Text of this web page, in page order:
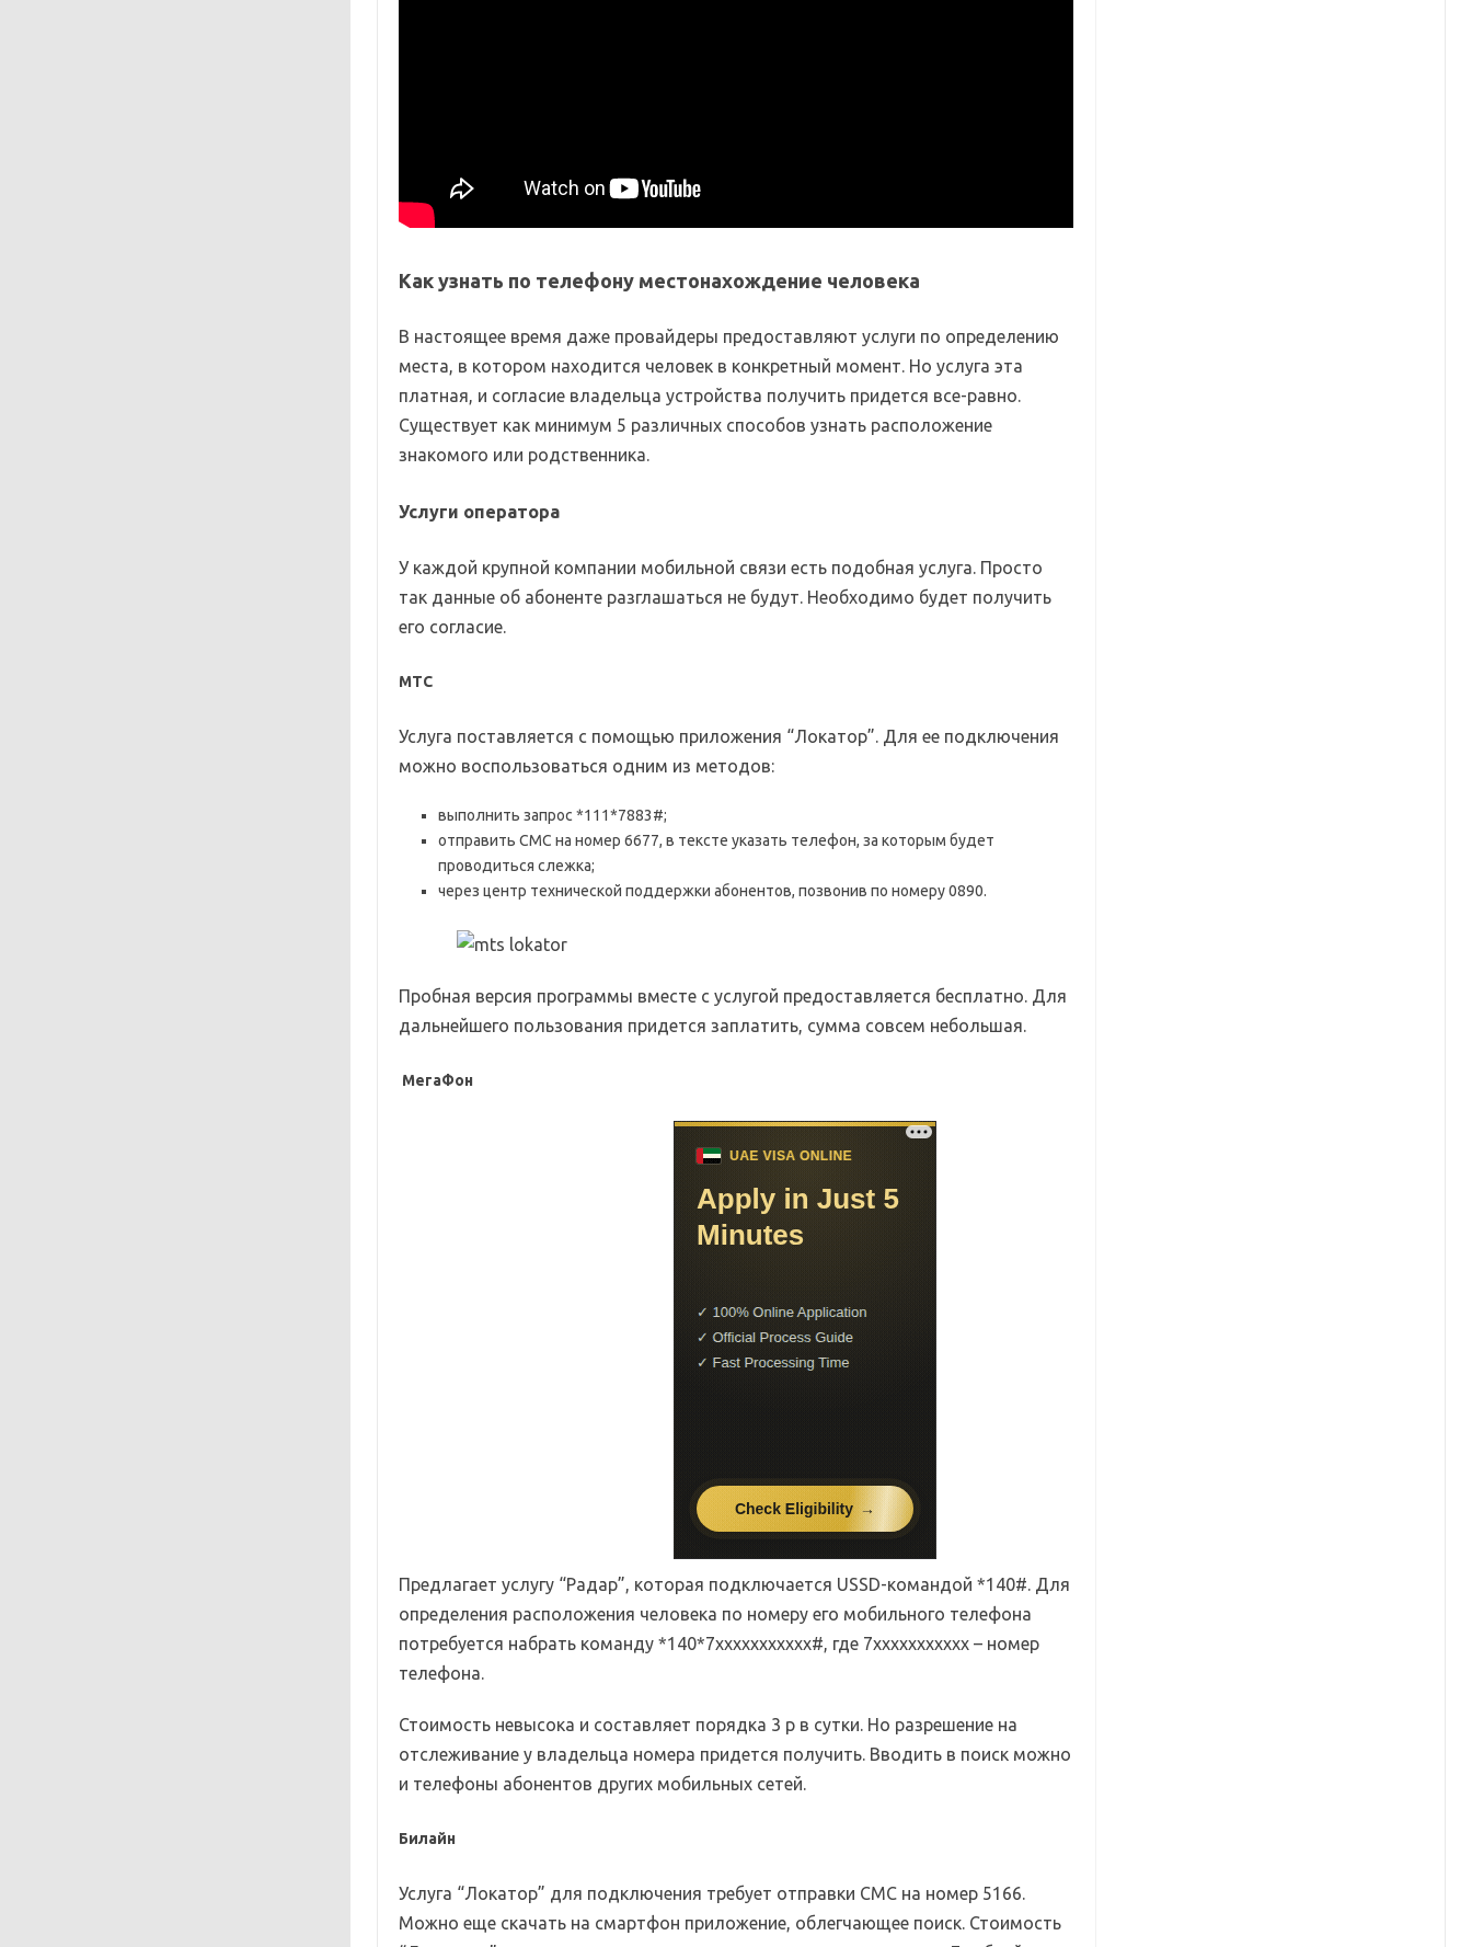
Как узнать по телефону местонахождение человека
В настоящее время даже провайдеры предоставляют услуги по определению
места, в котором находится человек в конкретный момент. Но услуга эта
платная, и согласие владельца устройства получить придется все-равно.
Существует как минимум 5 различных способов узнать расположение
знакомого или родственника.
Услуги оператора
У каждой крупной компании мобильной связи есть подобная услуга. Просто
так данные об абоненте разглашаться не будут. Необходимо будет получить
его согласие.
МТС
Услуга поставляется с помощью приложения “Локатор”. Для ее подключения
можно воспользоваться одним из методов:
выполнить запрос *111*7883#;
отправить СМС на номер 6677, в тексте указать телефон, за которым будет
проводиться слежка;
через центр технической поддержки абонентов, позвонив по номеру 0890.
Пробная версия программы вместе с услугой предоставляется бесплатно. Для
дальнейшего пользования придется заплатить, сумма совсем небольшая.
МегаФон
Предлагает услугу “Радар”, которая подключается USSD-командой *140#. Для
определения расположения человека по номеру его мобильного телефона
потребуется набрать команду *140*7ххххххххххх#, где 7ххххххххххх – номер
телефона.
Стоимость невысока и составляет порядка 3 р в сутки. Но разрешение на
отслеживание у владельца номера придется получить. Вводить в поиск можно
и телефоны абонентов других мобильных сетей.
Билайн
Услуга “Локатор” для подключения требует отправки СМС на номер 5166.
Можно еще скачать на смартфон приложение, облегчающее поиск. Стоимость